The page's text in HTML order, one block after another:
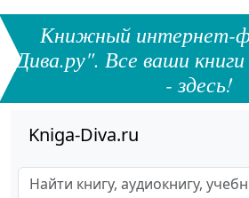
Книжный интернет-
Дива.ру". Все ваши
- здесь!
Kniga-Diva.ru